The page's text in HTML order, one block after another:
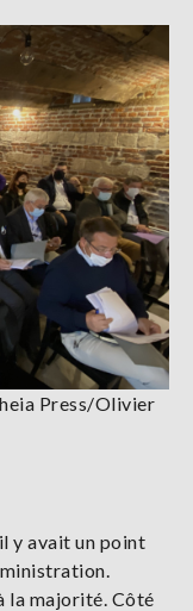
Press/Olivier
y avait un point
la majorité. Côté